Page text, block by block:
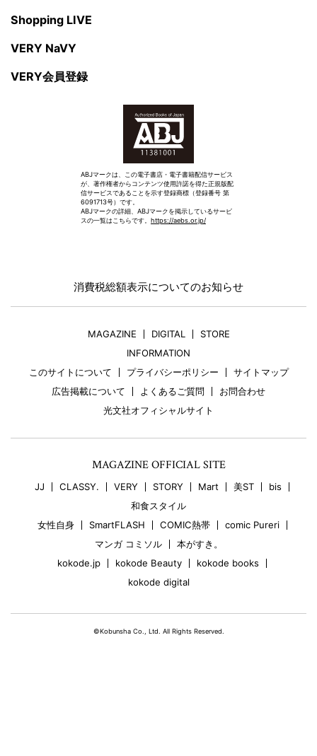
Shopping LIVE
VERY NaVY
VERY会員登録
ABJマークは、この電子書店・電子書籍配信サービス
が、著作権者からコンテンツ使用許諾を得た正規版配
信サービスであることを示す登録商標（登録番号 第
6091713号）です。
ABJマークの詳細、ABJマークを掲示しているサービ
スの一覧はこちらです。 https://aebs.or.jp/
消費税総額表示についてのお知らせ
MAGAZINE DIGITAL
STORE
INFORMATION
このサイトについて
プライバシーポリシー
サイトマップ
広告掲載について
よくあるご質問
お問合わせ
光文社オフィシャルサイト
MAGAZINE OFFICIAL SITE
JJ CLASSY. VERY STORY Mart 美ST
bis
和食スタイル
女性自身
SmartFLASH COMIC熱帯
comic Pureri
マンガ コミソル
本がすき。
kokode.jp
kokode Beauty
kokode books
kokode digital
©Kobunsha Co., Ltd. All Rights Reserved.